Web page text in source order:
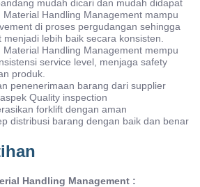
mudah dicari dan mudah didapat
Material Handling Management mampu
di proses pergudangan sehingga
menjadi lebih baik secara konsisten.
Material Handling Management mempu
service level, menjaga safety
produk.
penenerimaan barang dari supplier
Quality inspection
forklift dengan aman
distribusi barang dengan baik dan benar
Handling Management :